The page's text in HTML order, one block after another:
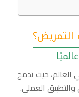
التمريض؟
العالم، حيث تدمج
العملي.